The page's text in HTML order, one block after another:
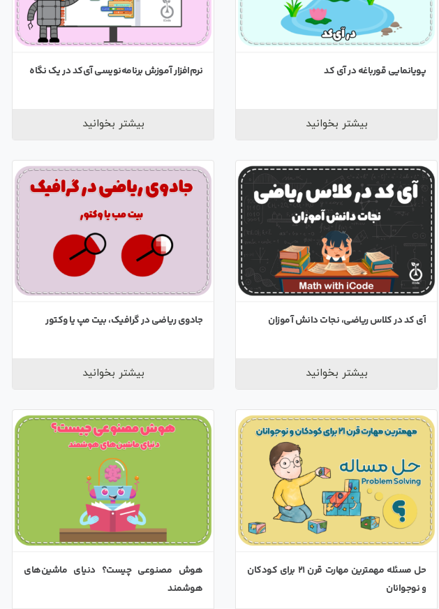
پویانمایی قورباغه در آی کد
بیشتر بخوانید
نرم‌افزار آموزش برنامه‌نویسی آی‌کد در یک نگاه
بیشتر بخوانید
آی کد در کلاس ریاضی، نجات دانش آموزان
بیشتر بخوانید
جادوی ریاضی در گرافیک، بیت مپ یا وکتور
بیشتر بخوانید
حل مسئله مهمترین مهارت قرن ۲۱ برای کودکان
و نوجوانان
هوش مصنوعی چیست؟ دنیای ماشین‌های
هوشمند